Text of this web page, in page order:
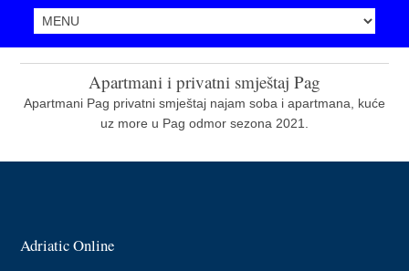
Apartmani i privatni smještaj Pag
Apartmani Pag privatni smještaj najam soba i apartmana, kuće
uz more u Pag odmor sezona 2021.
Adriatic Online